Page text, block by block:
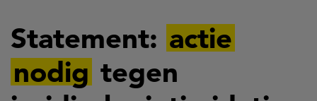
en
naar
inhoud
Statement: actie
nodig tegen